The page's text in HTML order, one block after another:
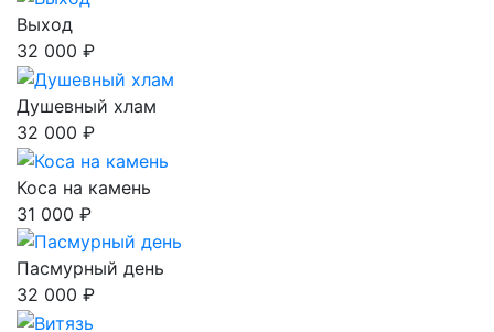
Выход
32 000 ₽
Душевный хлам
32 000 ₽
Коса на камень
31 000 ₽
Пасмурный день
32 000 ₽